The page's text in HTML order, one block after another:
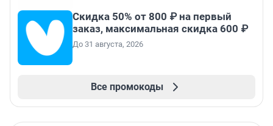
Скидка 50% от 800 ₽ на первый
заказ, максимальная скидка 600 ₽
До 31 августа, 2026
Все промокоды